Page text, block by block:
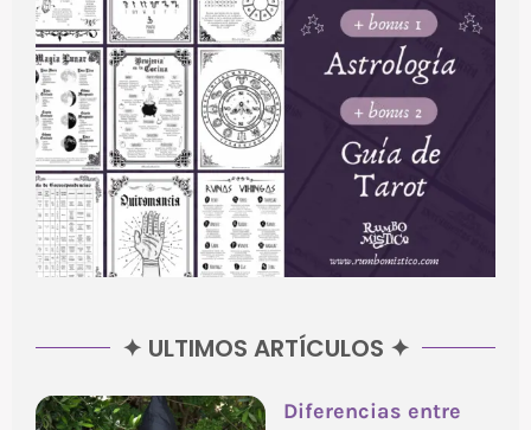
✦ ULTIMOS ARTÍCULOS ✦
Diferencias entre